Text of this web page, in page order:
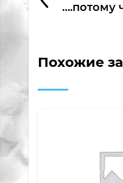
….потому
Похожие